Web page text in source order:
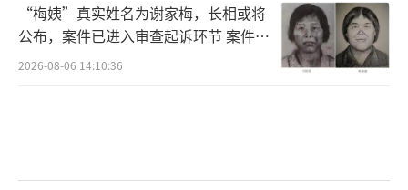
“梅姨”真实姓名为谢家梅，长相或将
公布，案件已进入审查起诉环节 案件迎
来新进展
2026-08-06 14:10:36